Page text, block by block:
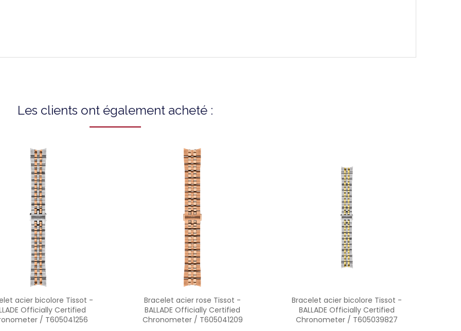
Les clients ont également acheté :
acier bicolore Tissot -
Officially Certified
/ T605041256
Bracelet acier rose Tissot -
BALLADE Officially Certified
Chronometer / T605041209
Bracelet acier bicolore Tissot -
BALLADE Officially Certified
Chronometer / T605039827